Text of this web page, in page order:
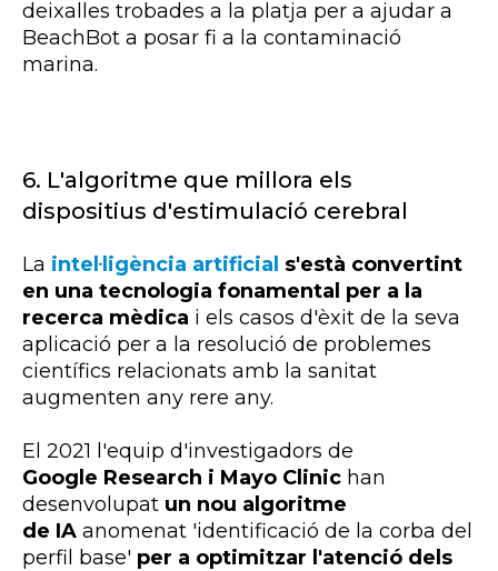
deixalles trobades a la platja per a ajudar a
BeachBot a posar fi a la contaminació
marina.
6. L'algoritme que millora els
dispositius d'estimulació cerebral
La intel·ligència artificial s'està convertint
en una tecnologia fonamental per a la
recerca mèdica i els casos d'èxit de la seva
aplicació per a la resolució de problemes
científics relacionats amb la sanitat
augmenten any rere any.
El 2021 l'equip d'investigadors de
Google Research i Mayo Clinic han
desenvolupat un nou algoritme
de IA anomenat 'identificació de la corba del
perfil base' per a optimitzar l'atenció dels